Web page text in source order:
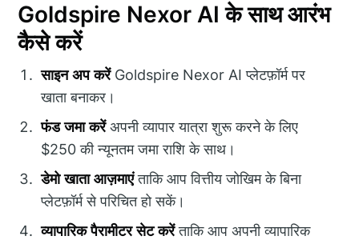
Goldspire Nexor AI के साथ आरंभ
कैसे करें
साइन अप करेंGoldspire Nexor AI प्लेटफ़ॉर्म पर
खाता बनाकर।
फंड जमा करेंअपनी व्यापार यात्रा शुरू करने के लिए
$250 की न्यूनतम जमा राशि के साथ।
डेमो खाता आज़माएंताकि आप वित्तीय जोखिम के बिना
प्लेटफ़ॉर्म से परिचित हो सकें।
व्यापारिक पैरामीटर सेट करेंताकि आप अपनी व्यापारिक